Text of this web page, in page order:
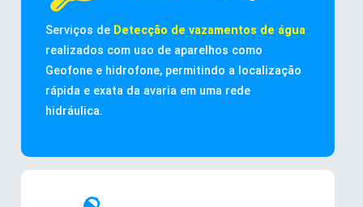
Serviços de Detecção de vazamentos de água
realizados com uso de aparelhos como
Geofone e hidrofone, permitindo a localização
rápida e exata da avaria em uma rede
hidráulica.